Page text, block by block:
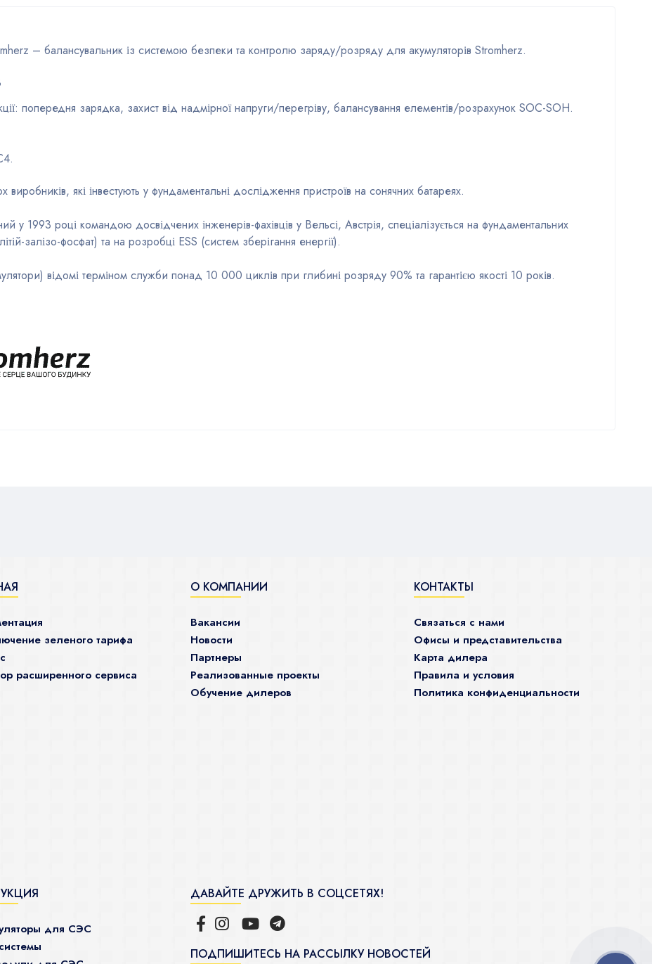
– балансувальник із системою безпеки та контролю заряду/розряду для акумуляторів Stromherz.
попередня зарядка, захист від надмірної напруги/перегріву, балансування елементів/розрахунок SOC-SOH.
які інвестують у фундаментальні дослідження пристроїв на сонячних батареях.
у 1993 році командою досвідчених інженерів-фахівців у Вельсі, Австрія, спеціалізується на фундаментальних
залізо-фосфат) та на розробці ESS (систем зберігання енергії).
відомі терміном служби понад 10 000 циклів при глибині розряду 90% та гарантією якості 10 років.
зеленого тарифа
расширенного сервиса
О КОМПАНИИ
Вакансии
Новости
Партнеры
Реализованные проекты
Обучение дилеров
КОНТАКТЫ
Связаться с нами
Офисы и представительства
Карта дилера
Правила и условия
Политика конфиденциальности
для СЭС
ДАВАЙТЕ ДРУЖИТЬ В СОЦСЕТЯХ!
ПОДПИШИТЕСЬ НА РАССЫЛКУ НОВОСТЕЙ